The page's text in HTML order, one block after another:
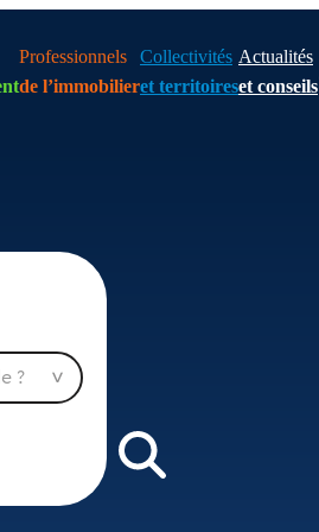
Professionnels
de l’immobilier
Collectivités
et territoires
Actualités
et conseils